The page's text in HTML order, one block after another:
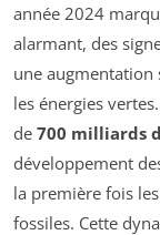
année 2024
alarmant, des
une augmentation
les énergies
de 700 milliards
développement
la première fois
fossiles. Cette